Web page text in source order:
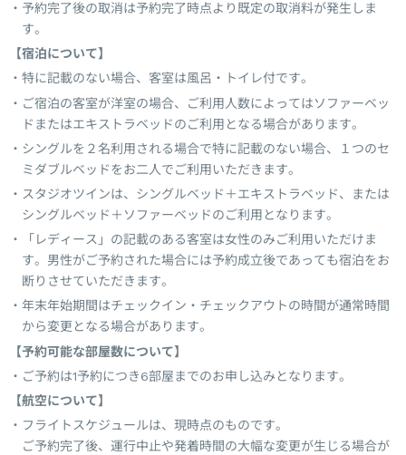
予約完了後の取消は予約完了時点より既定の取消料が発生しま
す。
【宿泊について】
特に記載のない場合、客室は風呂・トイレ付です。
ご宿泊の客室が洋室の場合、ご利用人数によってはソファーベッ
ドまたはエキストラベッドのご利用となる場合があります。
シングルを２名利用される場合で特に記載のない場合、１つのセ
ミダブルベッドをお二人でご利用いただきます。
スタジオツインは、シングルベッド＋エキストラベッド、または
シングルベッド＋ソファーベッドのご利用となります。
「レディース」の記載のある客室は女性のみご利用いただけま
す。男性がご予約された場合には予約成立後であっても宿泊をお
断りさせていただきます。
年末年始期間はチェックイン・チェックアウトの時間が通常時間
から変更となる場合があります。
【予約可能な部屋数について】
ご予約は1予約につき6部屋までのお申し込みとなります。
【航空について】
フライトスケジュールは、現時点のものです。
ご予約完了後、運行中止や発着時間の大幅な変更が生じる場合が